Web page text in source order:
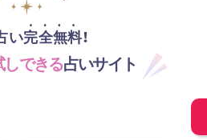
い完全無料！
できる占いサイト